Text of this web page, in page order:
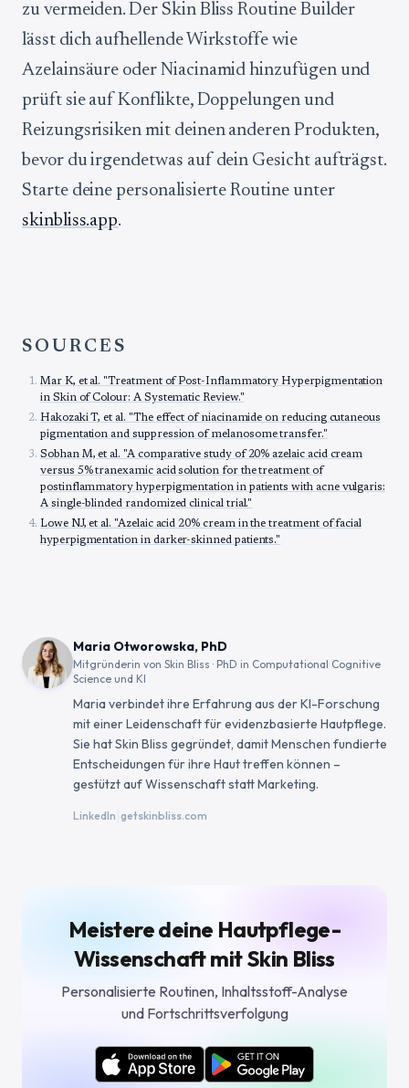
zu vermeiden. Der Skin Bliss Routine Builder
lässt dich aufhellende Wirkstoffe wie
Azelainsäure oder Niacinamid hinzufügen und
prüft sie auf Konflikte, Doppelungen und
Reizungsrisiken mit deinen anderen Produkten,
bevor du irgendetwas auf dein Gesicht aufträgst.
Starte deine personalisierte Routine unter
skinbliss.app.
SOURCES
Mar K, et al. "Treatment of Post-Inflammatory Hyperpigmentation
in Skin of Colour: A Systematic Review."
Hakozaki T, et al. "The effect of niacinamide on reducing cutaneous
pigmentation and suppression of melanosome transfer."
Sobhan M, et al. "A comparative study of 20% azelaic acid cream
versus 5% tranexamic acid solution for the treatment of
postinflammatory hyperpigmentation in patients with acne vulgaris:
A single-blinded randomized clinical trial."
Lowe NJ, et al. "Azelaic acid 20% cream in the treatment of facial
hyperpigmentation in darker-skinned patients."
Maria Otworowska, PhD
Mitgründerin von Skin Bliss · PhD in Computational Cognitive
Science und KI
Maria verbindet ihre Erfahrung aus der KI-Forschung
mit einer Leidenschaft für evidenzbasierte Hautpflege.
Sie hat Skin Bliss gegründet, damit Menschen fundierte
Entscheidungen für ihre Haut treffen können –
gestützt auf Wissenschaft statt Marketing.
LinkedIn getskinbliss.com
Meistere deine Hautpflege-
Wissenschaft mit Skin Bliss
Personalisierte Routinen, Inhaltsstoff-Analyse
und Fortschrittsverfolgung